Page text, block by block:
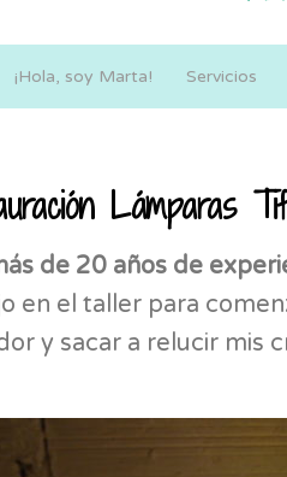
¡Hola, soy Marta! Servicios
Lámparas
de 20 años de
en el taller para
y sacar a relucir mis